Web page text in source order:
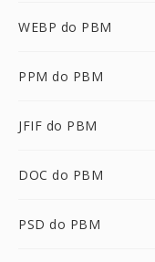
WEBP do PBM
PPM do PBM
JFIF do PBM
DOC do PBM
PSD do PBM